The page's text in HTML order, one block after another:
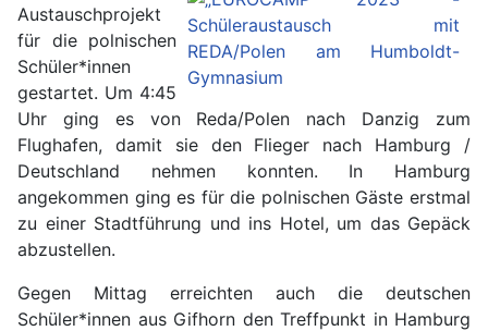
Austauschprojekt
für die polnischen
Schüler*innen
gestartet. Um 4:45
Uhr ging es von Reda/Polen nach Danzig zum
Flughafen, damit sie den Flieger nach Hamburg /
Deutschland nehmen konnten. In Hamburg
angekommen ging es für die polnischen Gäste erstmal
zu einer Stadtführung und ins Hotel, um das Gepäck
abzustellen.
Gegen Mittag erreichten auch die deutschen
Schüler*innen aus Gifhorn den Treffpunkt in Hamburg